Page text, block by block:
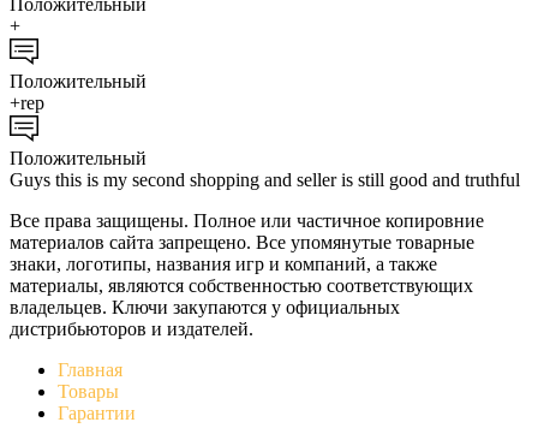
+
Положительный
+rep
Положительный
Guys this is my second shopping and seller is still good and truthful
Все права защищены. Полное или частичное копировние
материалов сайта запрещено. Все упомянутые товарные
знаки, логотипы, названия игр и компаний, а также
материалы, являются собственностью соответствующих
владельцев. Ключи закупаются у официальных
дистрибьюторов и издателей.
Главная
Товары
Гарантии